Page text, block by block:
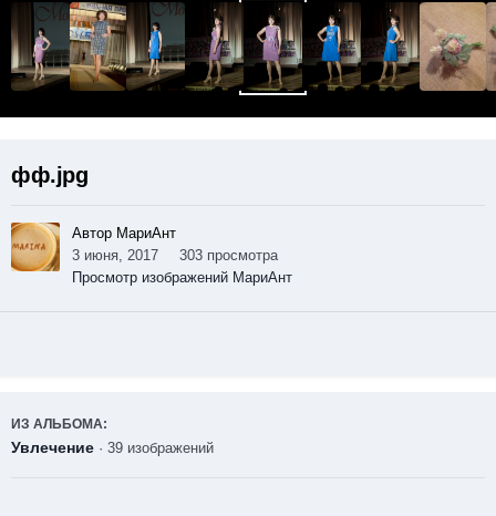
фф.jpg
Автор МариАнт
3 июня, 2017
303 просмотра
Просмотр изображений МариАнт
ИЗ АЛЬБОМА:
Увлечение · 39 изображений